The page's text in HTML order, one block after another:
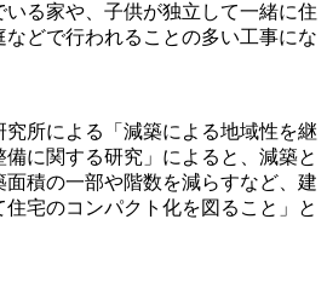
る家や、子供が独立して一緒に住
どで行われることの多い工事にな
究所による「減築による地域性を継
に関する研究」によると、減築と
積の一部や階数を減らすなど、建
宅のコンパクト化を図ること」と